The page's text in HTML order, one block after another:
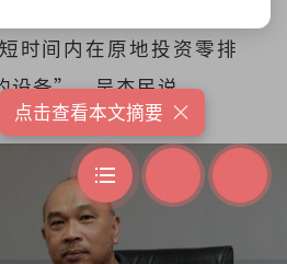
出，搬迁似是势在必
时间内在原地投资零排
设备”，吴杰民说。
点击查看本文摘要 ×